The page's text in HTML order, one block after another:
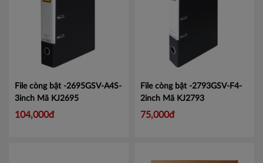
File còng bật -2695GSV-A4S-
3inch Mã KJ2695
104,000đ
File còng bật -2793GSV-F4-
2inch Mã KJ2793
75,000đ